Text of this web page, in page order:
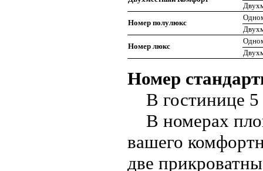
Номер полулюкс
Номер люкс
Номер
В гостинице 5
В номерах
вашего
две